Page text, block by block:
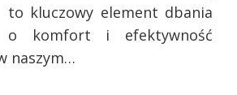
to kluczowy element dbania
o komfort i efektywność
naszym…